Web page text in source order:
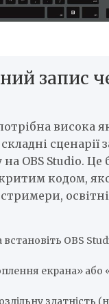
запис
висока
сценарії
на OBS Studio.
кодом,
OBS
екрана» або
здатність